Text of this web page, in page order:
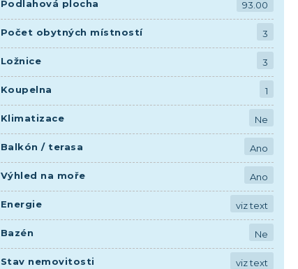
Podlahová plocha 93.00
Počet obytných místností 3
Ložnice 3
Koupelna 1
Klimatizace Ne
Balkón / terasa Ano
Výhled na moře Ano
Energie viz text
Bazén Ne
Stav nemovitosti viz text